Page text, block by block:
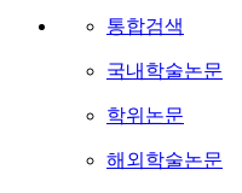
통합검색
국내학술논문
학위논문
해외학술논문